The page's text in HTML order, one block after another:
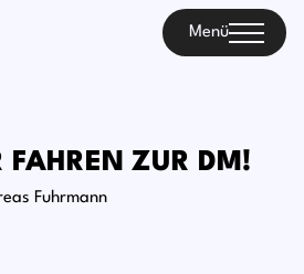
Menü
FAHREN ZUR DM!
Fuhrmann